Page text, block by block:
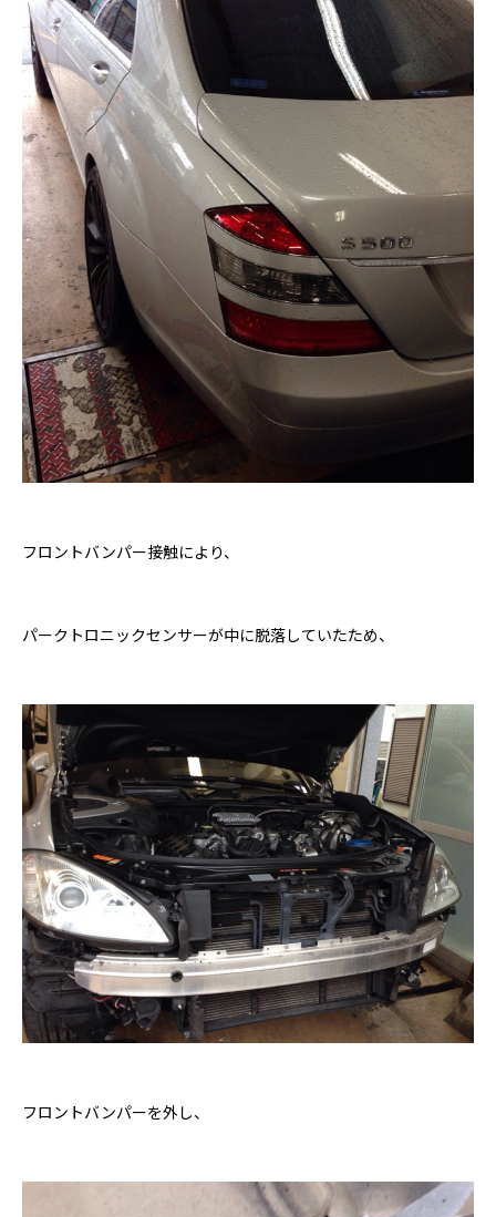
フロントバンパー接触により、
パークトロニックセンサーが中に脱落していたため、
フロントバンパーを外し、